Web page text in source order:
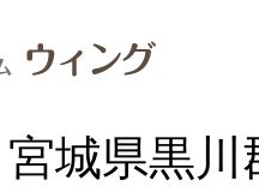
城県黒川